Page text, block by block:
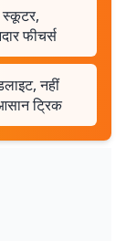
फीचर्स
नहीं
ट्रिक